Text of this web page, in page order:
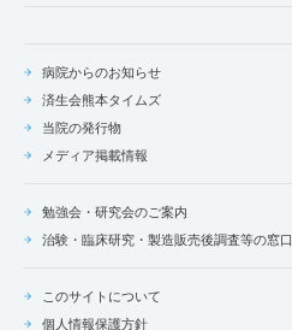
病院からのお知らせ
済生会熊本タイムズ
当院の発行物
メディア掲載情報
勉強会・研究会のご案内
治験・臨床研究・製造販売後調査等の窓口
このサイトについて
個人情報保護方針